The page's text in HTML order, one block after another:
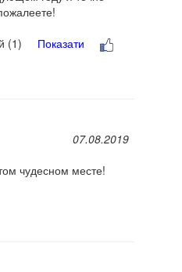
(1) Показати
07.08.2019
чудесном месте!